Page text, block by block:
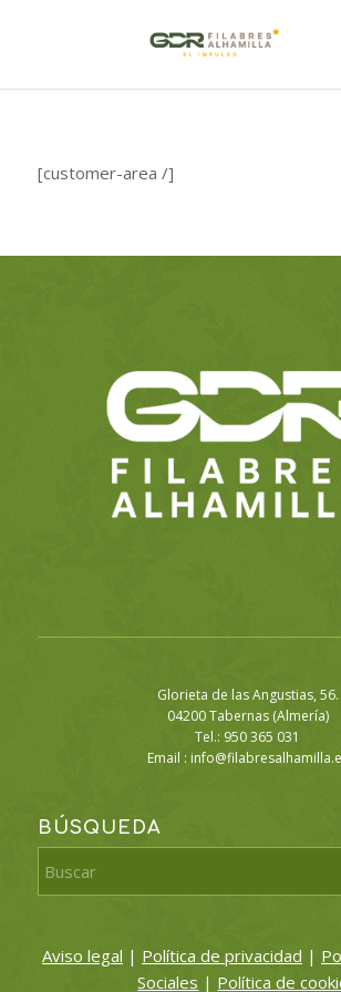
[customer-area /]
Glorieta de las Angustias, 56.
04200 Tabernas (Almería)
Tel.: 950 365 031
Email :
BÚSQUEDA
Aviso legal | Política de privacidad |
Sociales | Política de